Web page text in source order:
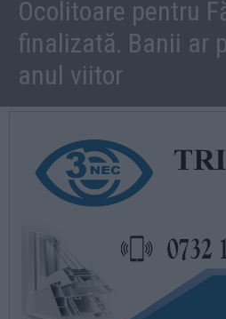
Ocolitoare pentru
finalizată. Banii ar
anul viitor